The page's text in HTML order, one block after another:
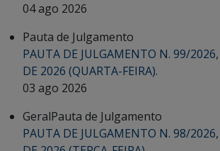
04 ago 2026
Pauta de Julgamento
PAUTA DE JULGAMENTO N. 99/
DE 2026 (QUARTA-FEIRA).
03 ago 2026
GeralPauta de Julgamento
PAUTA DE JULGAMENTO N. 98/